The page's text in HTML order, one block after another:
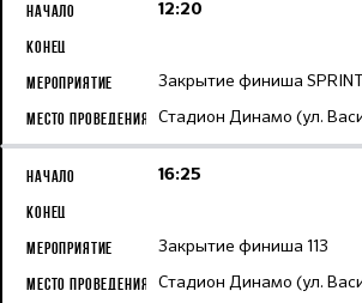
12:20
Закрытие финиша SPRINT
Стадион Динамо (ул.
16:25
Закрытие финиша 113
Стадион Динамо (ул.